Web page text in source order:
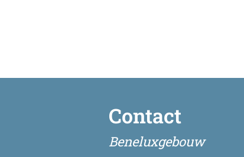
Contact
Beneluxgebouw